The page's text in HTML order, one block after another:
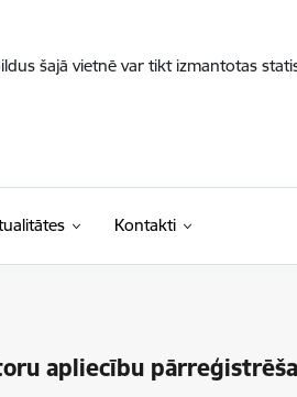
šajā vietnē var tikt izmantotas
Kontakti
apliecību